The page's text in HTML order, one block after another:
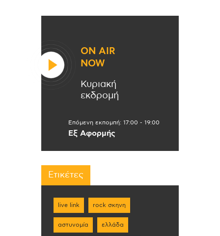
ON AIR
NOW
Κυριακή
εκδρομή
Επόμενη εκπομπή: 17:00 - 19:00
Εξ Αφορμής
Ετικέτες
live link rock σκηνη
αστυνομία ελλάδα